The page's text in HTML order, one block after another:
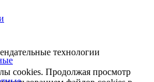
технологии
cookies. Продолжая просмотр